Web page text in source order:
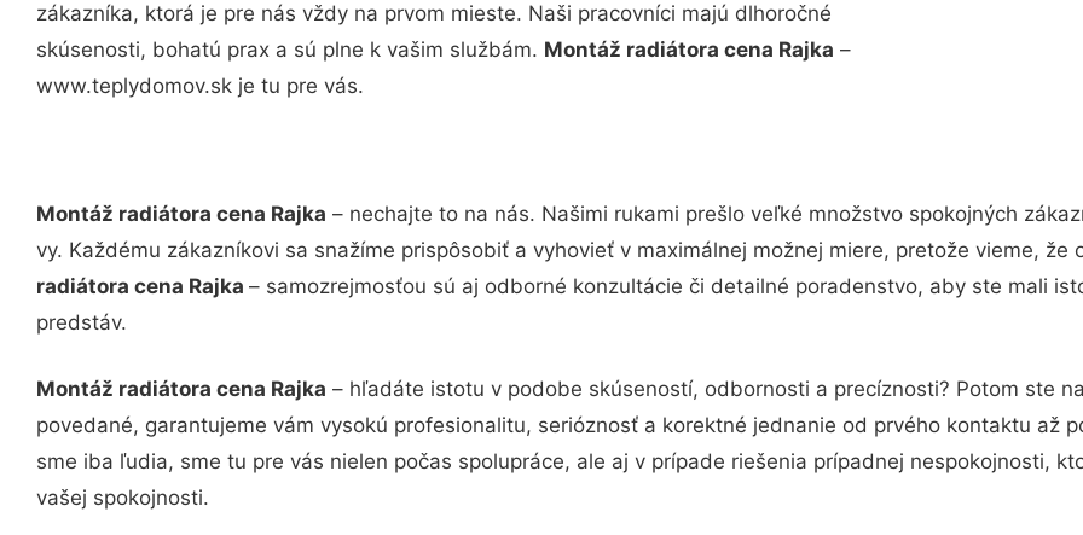
zákazníka, ktorá je pre nás vždy na prvom mieste. Naši pracovníci majú dlhoročné
skúsenosti, bohatú prax a sú plne k vašim službám. Montáž radiátora cena Rajka –
www.teplydomov.sk je tu pre vás.
Montáž radiátora cena Rajka – nechajte to na nás. Našimi rukami prešlo veľké množstvo spokojných
vy. Každému zákazníkovi sa snažíme prispôsobiť a vyhovieť v maximálnej možnej miere, pretože vieme, že
radiátora cena Rajka – samozrejmosťou sú aj odborné konzultácie či detailné poradenstvo, aby ste mali
predstáv.
Montáž radiátora cena Rajka – hľadáte istotu v podobe skúseností, odbornosti a precíznosti? Potom ste
povedané, garantujeme vám vysokú profesionalitu, serióznosť a korektné jednanie od prvého kontaktu až
sme iba ľudia, sme tu pre vás nielen počas spolupráce, ale aj v prípade riešenia prípadnej nespokojnosti,
vašej spokojnosti.